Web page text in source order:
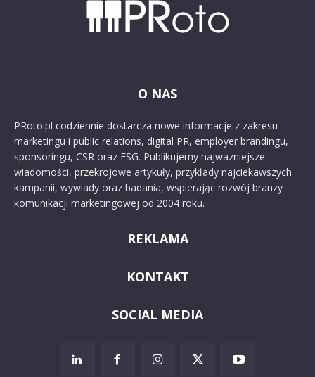
O NAS
PRoto.pl codziennie dostarcza nowe informacje z zakresu
marketingu i public relations, digital PR, employer brandingu,
sponsoringu, CSR oraz ESG. Publikujemy najważniejsze
wiadomości, przekrojowe artykuły, przykłady najciekawszych
kampanii, wywiady oraz badania, wspierając rozwój branży
komunikacji marketingowej od 2004 roku.
REKLAMA
KONTAKT
SOCIAL MEDIA